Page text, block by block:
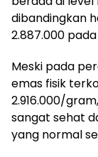
dibandingkan
2.887.000
Meski pada
emas fisik
2.916.000/
sangat sehat
yang normal